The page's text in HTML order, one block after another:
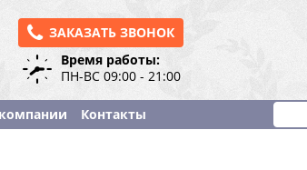
ЗАКАЗАТЬ ЗВОНОК
Время работы:
ПН-ВС 09:00 - 21:00
Контакты